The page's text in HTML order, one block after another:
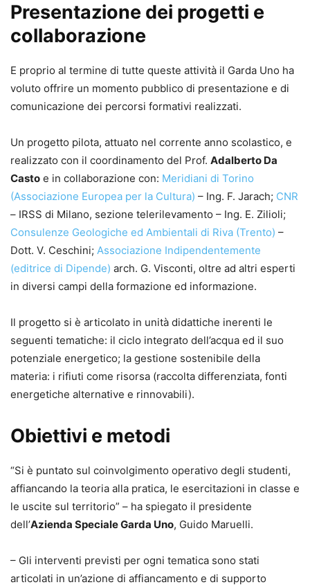
Presentazione dei progetti e
collaborazione
E proprio al termine di tutte queste attività il Garda Uno ha
voluto offrire un momento pubblico di presentazione e di
comunicazione dei percorsi formativi realizzati.
Un progetto pilota, attuato nel corrente anno scolastico, e
realizzato con il coordinamento del Prof. Adalberto Da
Casto e in collaborazione con: Meridiani di Torino
(Associazione Europea per la Cultura) – Ing. F. Jarach; CNR
– IRSS di Milano, sezione telerilevamento – Ing. E. Zilioli;
Consulenze Geologiche ed Ambientali di Riva (Trento) –
Dott. V. Ceschini; Associazione Indipendentemente
(editrice di Dipende) arch. G. Visconti, oltre ad altri esperti
in diversi campi della formazione ed informazione.
Il progetto si è articolato in unità didattiche inerenti le
seguenti tematiche: il ciclo integrato dell’acqua ed il suo
potenziale energetico; la gestione sostenibile della
materia: i rifiuti come risorsa (raccolta differenziata, fonti
energetiche alternative e rinnovabili).
Obiettivi e metodi
“Si è puntato sul coinvolgimento operativo degli studenti,
affiancando la teoria alla pratica, le esercitazioni in classe e
le uscite sul territorio” – ha spiegato il presidente
dell’Azienda Speciale Garda Uno, Guido Maruelli.
– Gli interventi previsti per ogni tematica sono stati
articolati in un’azione di affiancamento e di supporto